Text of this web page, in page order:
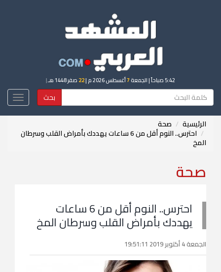
5:42 صباحاً | الجمعة7أغسطس 2026 م | 22 صفر 1448 هـ |
بحث
الرئيسية صحة
احترس.. النوم أقل من 6 ساعات يهددك بأمراض القلب وسرطان
المخ
صحة
احترس.. النوم أقل من 6 ساعات
يهددك بأمراض القلب وسرطان المخ
الجمعة 4 أكتوبر 2019 19:51:11